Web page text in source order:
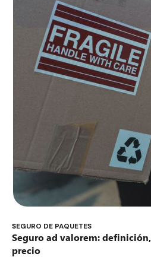
SEGURO DE PAQUETES
Seguro ad valorem:
precio